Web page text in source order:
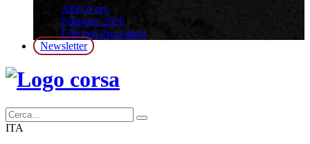
Albo d’oro
Edizione 2026
Edizioni Precedenti
Newsletter
ITA